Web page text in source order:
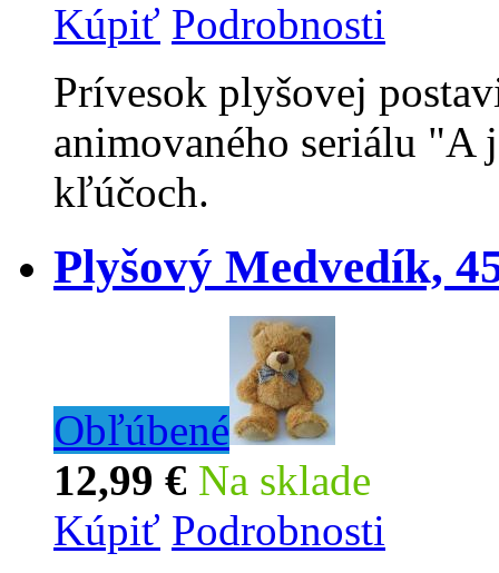
Kúpiť Podrobnosti
Prívesok plyšovej
animovaného seriálu "A
kľúčoch.
Plyšový Medvedík,
Obľúbené
12,99 € Na sklade
Kúpiť Podrobnosti